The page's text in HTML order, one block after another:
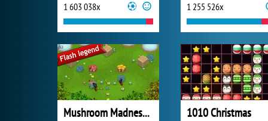
1 603 038x 1 255 526x
Mushroom Madness 3 1010 Christmas